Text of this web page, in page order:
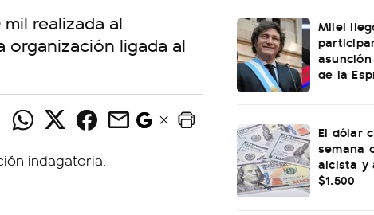
realizada al
organización ligada al
Milei
de la
El dólar
semana
alcista y
$1.500